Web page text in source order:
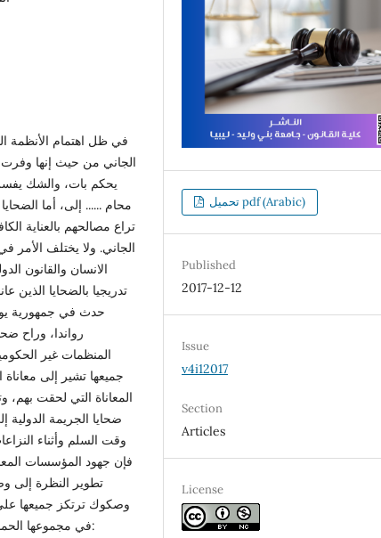
في ظل اهتمام الأنظمة
الجاني من حيث إنها وفرت
يحكم بات، والشك
محام ...... إلى، أما
تراع مصالحهم بالعناية
الجاني. ولا يختلف الأمر
الانسان والقانون
تدريجيا بالضحايا الذين
حدث في جمهورية
رواندا، وراح
المنظمات غير
جميعها تشير إلى
المعاناة التي لحقت بهم،
ضحايا الجريمة الدولية
وقت السلم وأثناء
فإن جهود المؤسسات
تطوير النظرة إلى
وصكوك ترتكز جميعها
في مجموعها الحماية الدولية لضحايا الجريمة الدولية والتي لا يخرج مضمونها عن:
تحميل pdf (Arabic)
Published
2017-12-12
Issue
v4i12017
Section
Articles
License